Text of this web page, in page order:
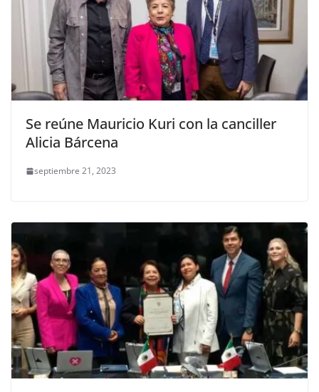
Se reúne Mauricio Kuri con la canciller
Alicia Bárcena
septiembre 21, 2023